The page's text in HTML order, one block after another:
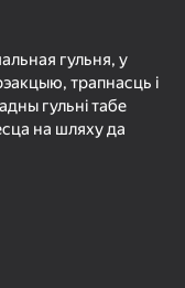
гульня, у
трапнасць і
гульні табе
на шляху да
час на
сваіх супернікаў.